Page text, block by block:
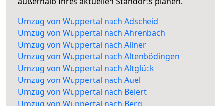
Umzug von Wuppertal nach Adscheid
Umzug von Wuppertal nach Ahrenbach
Umzug von Wuppertal nach Allner
Umzug von Wuppertal nach Altenbödingen
Umzug von Wuppertal nach Altglück
Umzug von Wuppertal nach Auel
Umzug von Wuppertal nach Beiert
Umzug von Wuppertal nach Berg